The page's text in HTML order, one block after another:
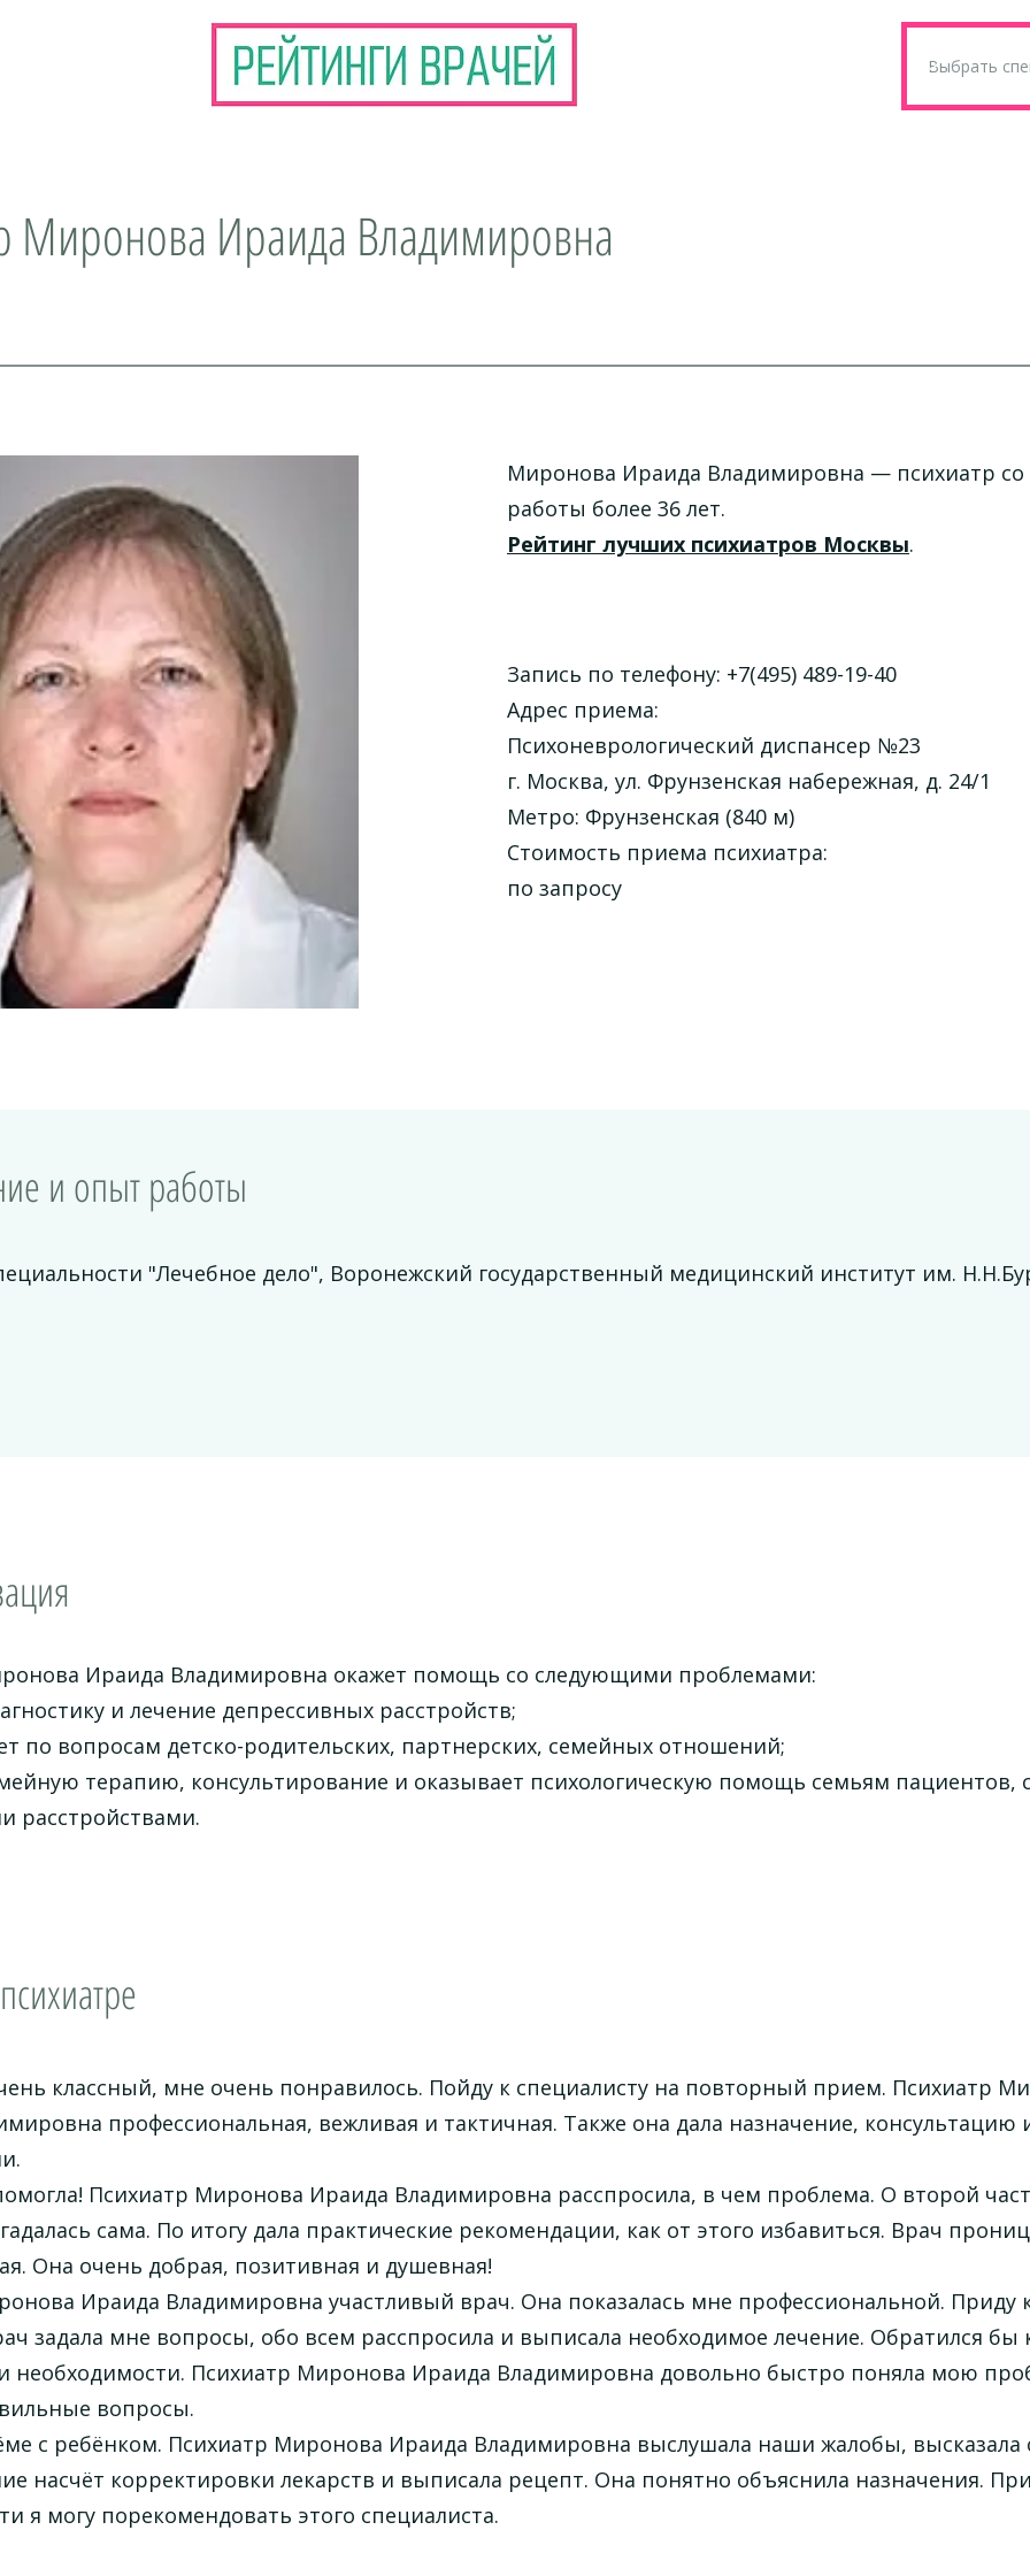
Миронова Ираида Владимировна
Миронова Ираида Владимировна — психиатр со
работы более 36 лет.
Рейтинг лучших психиатров Москвы.
Запись по телефону: +7(495) 489-19-40
Адрес приема:
Психоневрологический диспансер №23
г. Москва, ул. Фрунзенская набережная, д. 24/1
Метро: Фрунзенская (840 м)
Стоимость приема психиатра:
по запросу
и опыт работы
"Лечебное дело", Воронежский государственный медицинский институт им.
Ираида Владимировна окажет помощь со следующими проблемами:
и лечение депрессивных расстройств;
по вопросам детско-родительских, партнерских, семейных отношений;
терапию, консультирование и оказывает психологическую помощь семьям пациентов,
расстройствами.
классный, мне очень понравилось. Пойду к специалисту на повторный прием. Психиатр
профессиональная, вежливая и тактичная. Также она дала назначение, консультацию
Психиатр Миронова Ираида Владимировна расспросила, в чем проблема. О второй
сама. По итогу дала практические рекомендации, как от этого избавиться. Врач
Она очень добрая, позитивная и душевная!
Ираида Владимировна участливый врач. Она показалась мне профессиональной. Приду
задала мне вопросы, обо всем расспросила и выписала необходимое лечение. Обратился бы
необходимости. Психиатр Миронова Ираида Владимировна довольно быстро поняла мою
вопросы.
с ребёнком. Психиатр Миронова Ираида Владимировна выслушала наши жалобы, высказала
насчёт корректировки лекарств и выписала рецепт. Она понятно объяснила назначения. При
я могу порекомендовать этого специалиста.